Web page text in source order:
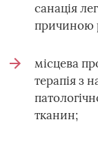
санація
причиною
місцева
терапія з
тканин;